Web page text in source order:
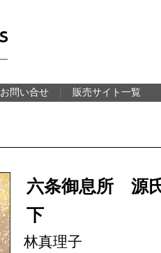
お問い合せ 販売サイト一覧
六条御息所 源
下
林真理子